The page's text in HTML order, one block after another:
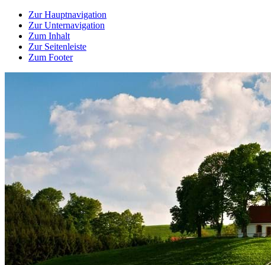
Zur Hauptnavigation
Zur Unternavigation
Zum Inhalt
Zur Seitenleiste
Zum Footer